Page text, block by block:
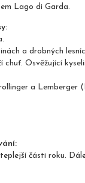
Lago di Garda.
a drobných
chuť. Osvěžující
a Lemberger
teplejší části roku.